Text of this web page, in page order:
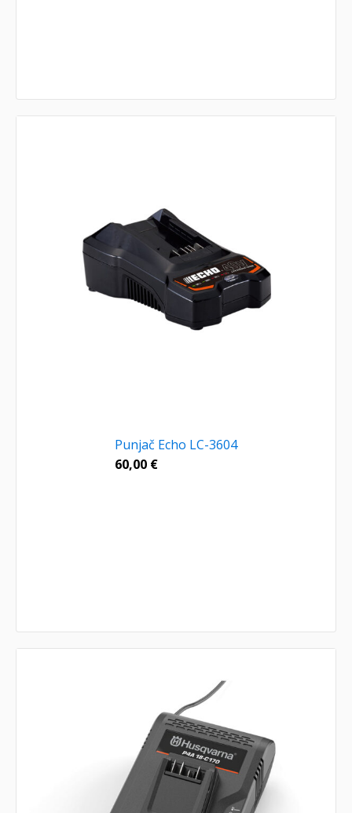
Punjač Echo LC-3604
60,00 €